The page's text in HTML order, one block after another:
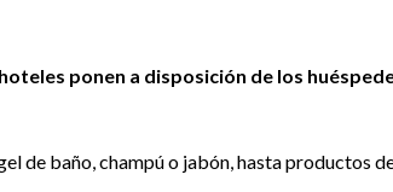
ponen a disposición de los
de baño, champú o jabón, hasta productos